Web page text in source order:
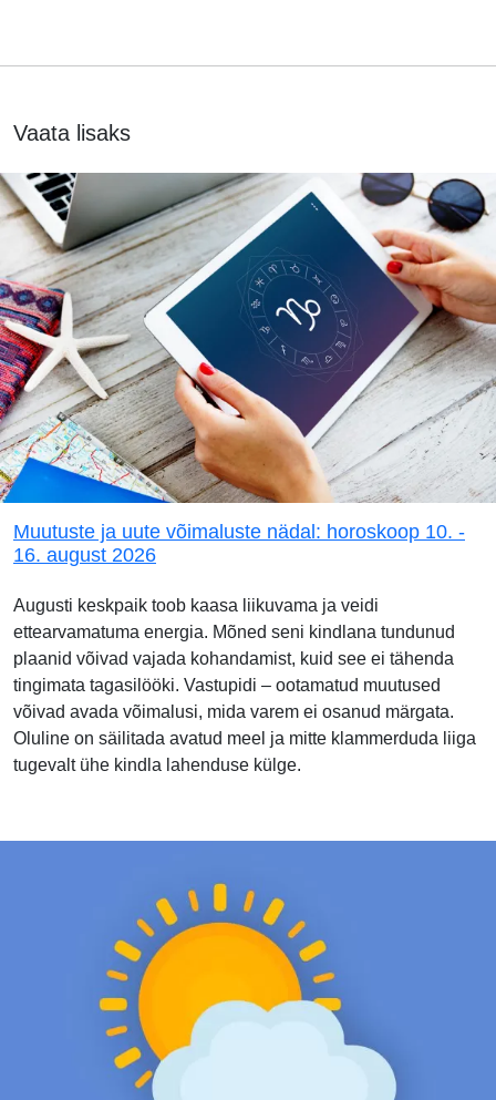
Vaata lisaks
Muutuste ja uute võimaluste nädal: horoskoop 10. -
16. august 2026
Augusti keskpaik toob kaasa liikuvama ja veidi
ettearvamatuma energia. Mõned seni kindlana tundunud
plaanid võivad vajada kohandamist, kuid see ei tähenda
tingimata tagasilööki. Vastupidi – ootamatud muutused
võivad avada võimalusi, mida varem ei osanud märgata.
Oluline on säilitada avatud meel ja mitte klammerduda liiga
tugevalt ühe kindla lahenduse külge.